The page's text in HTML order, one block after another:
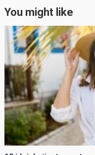
You might like